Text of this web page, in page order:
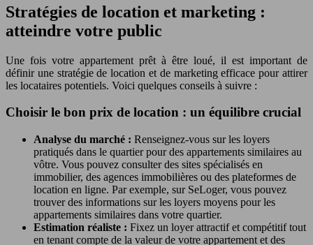
Stratégies de location et marketing :
atteindre votre public
Une fois votre appartement prêt à être loué, il est important de
définir une stratégie de location et de marketing efficace pour attirer
les locataires potentiels. Voici quelques conseils à suivre :
Choisir le bon prix de location : un équilibre crucial
Analyse du marché : Renseignez-vous sur les loyers
pratiqués dans le quartier pour des appartements similaires au
vôtre. Vous pouvez consulter des sites spécialisés en
immobilier, des agences immobilières ou des plateformes de
location en ligne. Par exemple, sur SeLoger, vous pouvez
trouver des informations sur les loyers moyens pour les
appartements similaires dans votre quartier.
Estimation réaliste : Fixez un loyer attractif et compétitif tout
en tenant compte de la valeur de votre appartement et des